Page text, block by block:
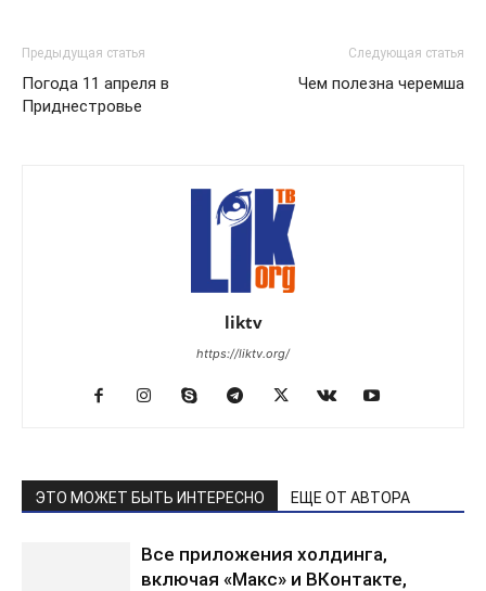
Предыдущая статья
Погода 11 апреля в
Приднестровье
Следующая статья
Чем полезна черемша
liktv
https://liktv.org/
ЭТО МОЖЕТ БЫТЬ ИНТЕРЕСНО ЕЩЕ ОТ АВТОРА
Все приложения холдинга,
включая «Макс» и ВКонтакте,